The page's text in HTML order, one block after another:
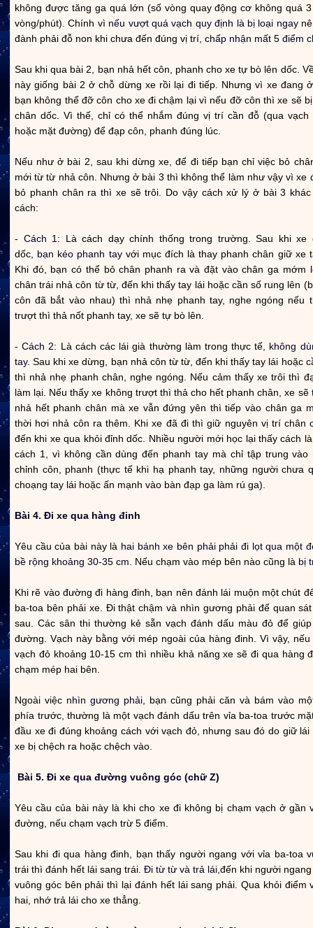
không được tăng ga quá lớn (số vòng quay động cơ không quá
vòng/phút). Chính vì nếu vượt quá vạch quy định là bị loại ngay
đành phải đỗ non khi chưa đến đúng vị trí, chấp nhận mất 5 điểm
Sau khi qua bài 2, bạn nhả hết côn, phanh cho xe tự bò lên dốc.
này giống bài 2 ở chỗ dừng xe rồi lại đi tiếp. Nhưng vì xe đang
bạn không thể đỡ côn cho xe đi chậm lại vì nếu đỡ côn thì xe sẽ
chân dốc. Vì thế, chỉ có thể nhắm đúng vị trí cần đỗ (qua vạch
hoặc mặt đường) để đạp côn, phanh đúng lúc.
Nếu như ở bài 2, sau khi dừng xe, để đi tiếp bạn chỉ việc bỏ
mới từ từ nhả côn. Nhưng ở bài 3 thì không thể làm như vậy vì xe
bỏ phanh chân ra thì xe sẽ trôi. Do vậy cách xử lý ở bài 3
cách:
- Cách 1 : Là cách dạy chính thống trong trường. Sau khi xe
dốc, bạn kéo phanh tayvới mục đích là thay phanh chân giữ xe
Khi đó, bạn có thể bỏ chân phanh ra và đặt vào chân ga mớm
chân trái nhả côn từ từ, đến khi thấy tay lái hoặc cần số rung lên
côn đã bắt vào nhau) thì nhả nhẹ phanh tay, nghe ngóng nếu
trượt thì thả nốt phanh tay, xe sẽ tự bò lên.
- Cách 2: Là cách các lái già thường làm trong thực tế, không
tay. Sau khi xe dừng, bạn nhả côn từ từ, đến khi thấy tay lái hoặc
thì nhả nhẹ phanh chân, nghe ngóng. Nếu cảm thấy xe trôi thì
làm lại. Nếu thấy xe không trượt thì thả cho hết phanh chân, xe sẽ
nhả hết phanh chân mà xe vẫn đứng yên thì tiếp vào chân ga
thời hơi nhả côn ra thêm. Khi xe đã đi thì giữ nguyên vị trí chân
đến khi xe qua khỏi đỉnh dốc. Nhiều người mới học lại thấy cách
cách 1, vì không cần dùng đến phanh tay mà chỉ tập trung vào
chỉnh côn, phanh (thực tế khi hạ phanh tay, những người chưa
choạng tay lái hoặc ấn mạnh vào bàn đạp ga làm rú ga).
Bài 4. Đi xe qua hàng đinh
Yêu cầu của bài này là hai bánh xe bên phải phải đi lọt qua một
bề rộng khoảng 30-35 cm. Nếu chạm vào mép bên nào cũng là bị
Khi rẽ vào đường đi hàng đinh, bạn nên đánh lái muộn một chút
ba-toa bên phải xe. Đi thật chậm và nhìn gương phải để quan
sau. Các sân thi thường kẻ sẵn vạch đánh dấu màu đỏ để
đường. Vạch này bằng với mép ngoài của hàng đinh. Vì vậy,
vạch đỏ khoảng 10-15 cm thì nhiều khả năng xe sẽ đi qua hàng
chạm mép hai bên.
Ngoài việc nhìn gương phải , bạn cũng phải căn và bám vào
phía trước, thường là một vạch đánh dấu trên vỉa ba-toa trước
đầu xe đi đúng khoảng cách với vạch đỏ, nhưng sau đó do giữ lái
xe bị chệch ra hoặc chệch vào.
Bài 5. Đi xe qua đường vuông góc (chữ Z)
Yêu cầu của bài này là khi cho xe đi không bị chạm vạch ở gần
đường, nếu chạm vạch trừ 5 điểm.
Sau khi đi qua hàng đinh, bạn thấy người ngang với vỉa ba-toa
trái thì đánh hết lái sang trái. Đi từ từ và trả lái, đến khi người
vuông góc bên phải thì lại đánh hết lái sang phải. Qua khỏi điểm
hai, nhớ trả lái cho xe thẳng.